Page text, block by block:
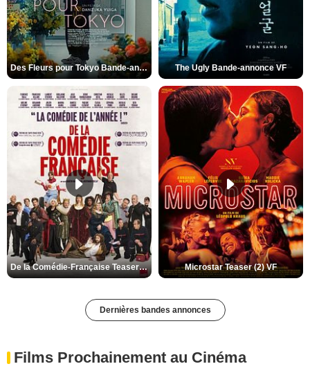
Des Fleurs pour Tokyo Bande-annonce VO STFR The Ugly Bande-annonce VF
De la Comédie-Française Teaser (3) VF Microstar Teaser (2) VF
Dernières bandes annonces
Films Prochainement au Cinéma